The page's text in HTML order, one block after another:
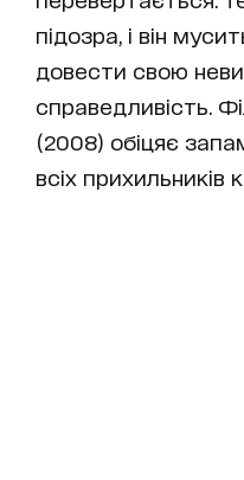
підозра, і він
довести свою
справедливість.
(2008) обіцяє
всіх прихильників